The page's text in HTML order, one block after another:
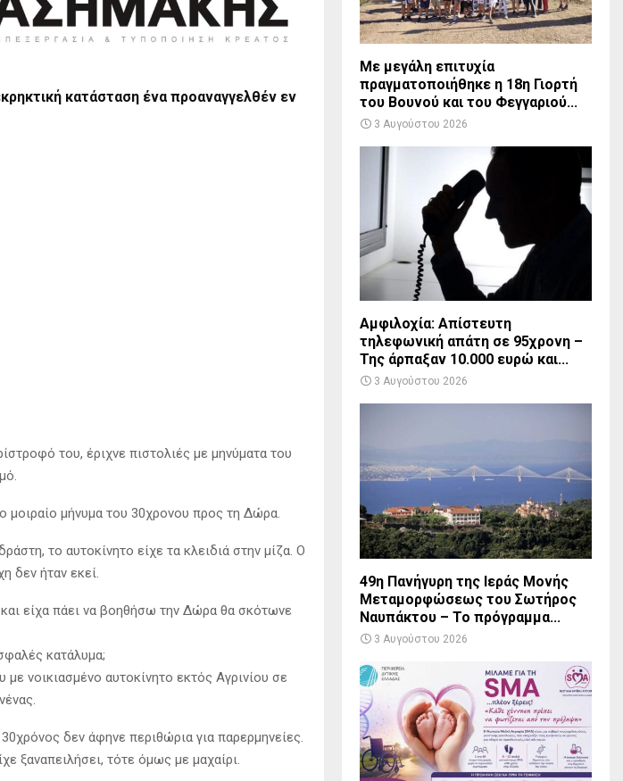
κατάσταση ένα προαναγγελθέν εν
του, έριχνε πιστολιές με μηνύματα του
μήνυμα του 30χρονου προς τη Δώρα.
το αυτοκίνητο είχε τα κλειδιά στην μίζα. Ο
δεν ήταν εκεί.
είχα πάει να βοηθήσω την Δώρα θα σκότωνε
κατάλυμα;
νοικιασμένο αυτοκίνητο εκτός Αγρινίου σε
δεν άφηνε περιθώρια για παρερμηνείες.
ξαναπειλήσει, τότε όμως με μαχαίρι.
Με μεγάλη επιτυχία
πραγματοποιήθηκε η 18η Γιορτή
του Βουνού και του Φεγγαριού...
3 Αυγούστου 2026
Αμφιλοχία: Απίστευτη
τηλεφωνική απάτη σε 95χρονη –
Της άρπαξαν 10.000 ευρώ και...
3 Αυγούστου 2026
49η Πανήγυρη της Ιεράς Μονής
Μεταμορφώσεως του Σωτήρος
Ναυπάκτου – Το πρόγραμμα...
3 Αυγούστου 2026